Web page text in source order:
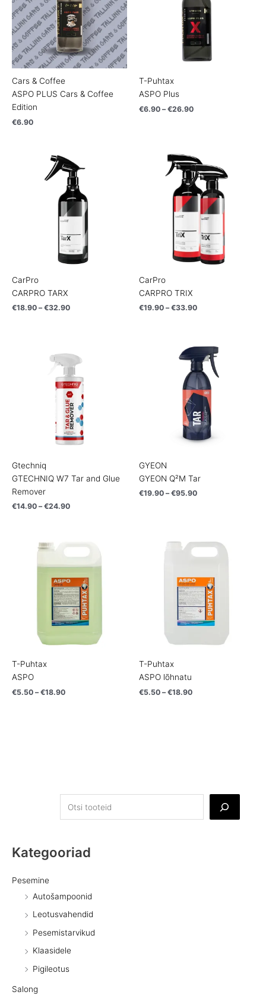
Kategooriad
Pesemine
Autošampoonid
Leotusvahendid
Pesemistarvikud
Klaasidele
Pigileotus
Salong
Cars & Coffee
ASPO PLUS Cars & Coffee
Edition
€6.90
T-Puhtax
ASPO Plus
€6.90 – €26.90
CarPro
CARPRO TARX
€18.90 – €32.90
range:
€18.90
through
€32.90
CarPro
CARPRO TRIX
€19.90 – €33.90
range:
€19.90
through
€33.90
Gtechniq
GTECHNIQ W7 Tar and Glue
Remover
€14.90 – €24.90
€14.90
through
€24.90
GYEON
GYEON Q²M Tar
€19.90 – €95.90
range:
€19.90
through
€95.90
T-Puhtax
ASPO
€5.50 – €18.90
range:
€5.50
through
€18.90
T-Puhtax
ASPO lõhnatu
€5.50 – €18.90
range:
€5.50
€18.90